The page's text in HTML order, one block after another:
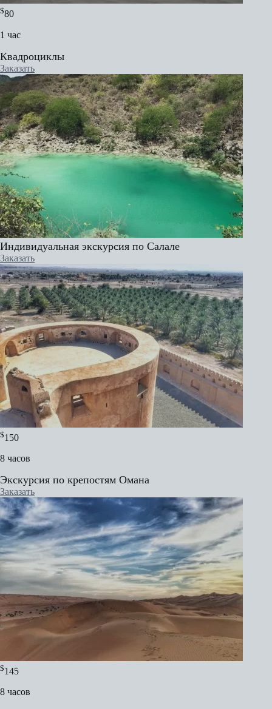
$80
1 час
Квадроциклы
Заказать
Индивидуальная экскурсия по Салале
Заказать
$150
8 часов
Экскурсия по крепостям Омана
Заказать
$145
8 часов